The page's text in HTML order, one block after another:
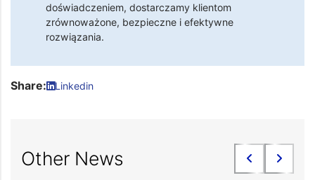
doświadczeniem, dostarczamy klientom
zrównoważone, bezpieczne i efektywne
rozwiązania.
Share: Linkedin
Other News